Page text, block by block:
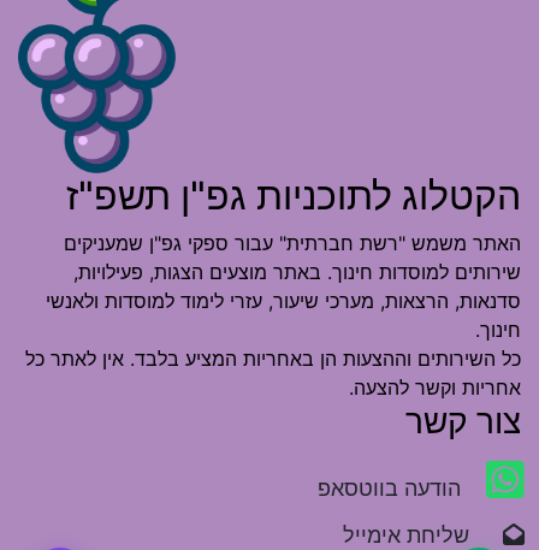
הקטלוג לתוכניות גפ"ן תשפ"ז
האתר משמש "רשת חברתית" עבור ספקי גפ"ן שמעניקים
שירותים למוסדות חינוך. באתר מוצעים הצגות, פעילויות,
סדנאות, הרצאות, מערכי שיעור, עזרי לימוד למוסדות ולאנשי
חינוך.
כל השירותים וההצעות הן באחריות המציע בלבד. אין לאתר כל
אחריות וקשר להצעה.
צור קשר
הודעה בווטסאפ
שליחת אימייל